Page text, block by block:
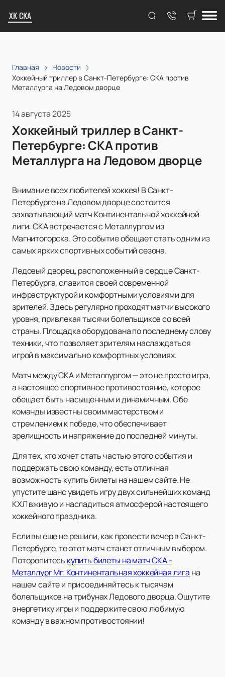
ХК СКА
Главная
Новости
Хоккейный триллер в Санкт-Петербурге: СКА против
Металлурга на Ледовом дворце
14 августа 2025
Хоккейный триллер в Санкт-
Петербурге: СКА против
Металлурга на Ледовом дворце
Внимание всех любителей хоккея! В Санкт-
Петербурге на Ледовом дворце состоится
захватывающий матч Континентальной хоккейной
лиги: СКА встречается с Металлургом из
Магнитогорска. Это событие обещает стать одним из
самых ярких спортивных событий сезона.
Ледовый дворец, расположенный в сердце Санкт-
Петербурга, славится своей современной
инфраструктурой и комфортными условиями для
зрителей. Здесь регулярно проходят матчи высокого
уровня, привлекая тысячи болельщиков со всей
страны. Площадка оборудована по последнему слову
техники, что позволяет зрителям наслаждаться
игрой в максимально комфортных условиях.
Матч между СКА и Металлургом — это не просто игра,
а настоящее спортивное противостояние, которое
обещает быть насыщенным и динамичным. Обе
команды известны своим мастерством и
стремлением к победе, что обеспечивает
зрелищность и напряжение до последней минуты.
Для тех, кто хочет стать частью этого события и
поддержать свою команду, есть отличная
возможность купить билеты на нашем сайте. Не
упустите шанс увидеть игру двух сильнейших команд
КХЛ вживую и насладиться атмосферой настоящего
хоккейного праздника.
Если вы еще не решили, как провести вечер в Санкт-
Петербурге, то этот матч станет отличным выбором.
Поторопитесь купить билеты на матч СКА -
Металлург Мг. Континентальная хоккейная лига на
нашем сайте и присоединяйтесь к тысячам
болельщиков на трибунах Ледового дворца. Ощутите
энергетику игры и поддержите свою любимую
команду в важном противостоянии!